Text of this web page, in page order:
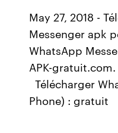
May 27, 2018 -
Messenger apk
WhatsApp
APK-
Télécharger
Phone) : gratuit